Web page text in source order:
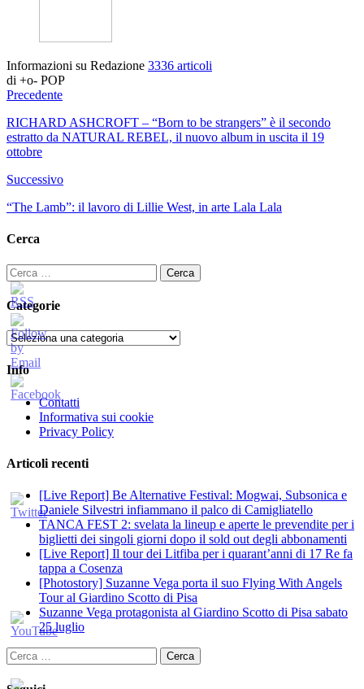
Informazioni su Redazione 3336 articoli
di +o- POP
Precedente
RICHARD ASHCROFT – “Born to be strangers” è il secondo
estratto da NATURAL REBEL, il nuovo album in uscita il 19
ottobre
Successivo
“The Lamb”: il lavoro di Lillie West, in arte Lala Lala
Cerca
Ricerca
per:
Categorie
Categorie
Info
Contatti
Informativa sui cookie
Privacy Policy
Articoli recenti
[Live Report] Be Alternative Festival: Mogwai, Subsonica e
Daniele Silvestri infiammano il palco di Camigliatello
TANCA FEST 2: svelata la lineup e aperte le prevendite per i
biglietti dei singoli giorni dopo il sold out degli abbonamenti
[Live Report] Il tour dei Litfiba per i quarant’anni di 17 Re fa
tappa a Cosenza
[Photostory] Suzanne Vega porta il suo Flying With Angels
Tour al Giardino Scotto di Pisa
Suzanne Vega protagonista al Giardino Scotto di Pisa sabato
25 luglio
Ricerca
per: